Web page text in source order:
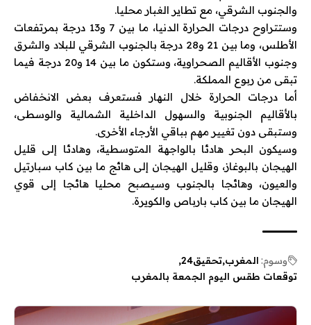
والجنوب الشرقي، مع تطاير الغبار محليا.
وستتراوح درجات الحرارة الدنيا، ما بين 7 و13 درجة بمرتفعات
الأطلس، وما بين 21 و28 درجة بالجنوب الشرقي للبلاد والشرق
وجنوب الأقاليم الصحراوية، وستكون ما بين 14 و20 درجة فيما
تبقى من ربوع المملكة.
أما درجات الحرارة خلال النهار فستعرف بعض الانخفاض
بالأقاليم الجنوبية والسهول الداخلية الشمالية والوسطى،
وستبقى دون تغيير مهم بباقي الأرجاء الأخرى.
وسيكون البحر هادئا بالواجهة المتوسطية، وهادئا إلى قليل
الهيجان بالبوغاز، وقليل الهيجان إلى هائج ما بين كاب سبارتيل
والعيون، وهائجا بالجنوب وسيصبح محليا هائجا إلى قوي
الهيجان ما بين كاب بارباص والكويرة.
وسوم: المغرب تحقيق24
توقعات طقس اليوم الجمعة بالمغرب